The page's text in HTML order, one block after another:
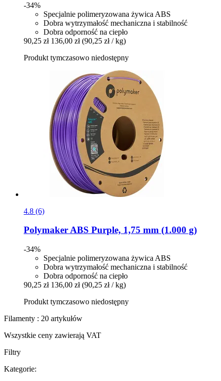
-34%
Specjalnie polimeryzowana żywica ABS
Dobra wytrzymałość mechaniczna i stabilność
Dobra odporność na ciepło
90,25 zł 136,00 zł (90,25 zł / kg)
Produkt tymczasowo niedostępny
4.8 (6)
PolymakerABS Purple, 1,75 mm (1.000 g)
-34%
Specjalnie polimeryzowana żywica ABS
Dobra wytrzymałość mechaniczna i stabilność
Dobra odporność na ciepło
90,25 zł 136,00 zł (90,25 zł / kg)
Produkt tymczasowo niedostępny
Filamenty : 20 artykułów
Wszystkie ceny zawierają VAT
Filtry
Kategorie: